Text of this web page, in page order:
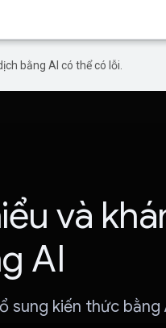
bằng AI có thể có lỗi.
và
AI
sung kiến thức bằng